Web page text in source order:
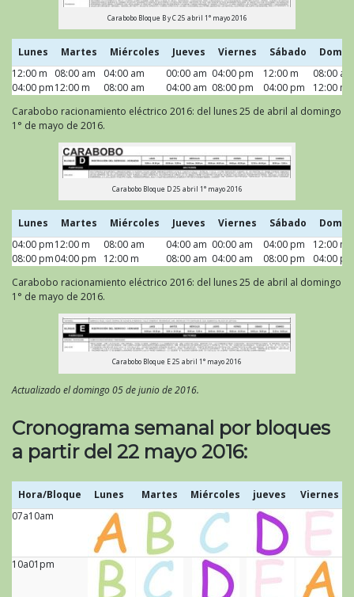
Carabobo Bloque B y C 25 abril 1° mayo 2016
Lunes Martes Miércoles Jueves Viernes Sábado
Lunes
Martes Miércoles Jueves Viernes Sábado
12:00 m
04:00 pm
08:00 am
12:00 m
04:00 am
08:00 am
00:00 am
04:00 am
04:00 pm
08:00 pm
12:00 m
04:00 pm
08:00 am
12:00 m
Carabobo racionamiento eléctrico 2016: del lunes 25 de abril al domingo
1° de mayo de 2016.
Carabobo Bloque D 25 abril 1° mayo 2016
Lunes Martes Miércoles Jueves Viernes Sábado
Lunes
Martes Miércoles Jueves Viernes Sábado
04:00 pm
08:00 pm
12:00 m
04:00 pm
08:00 am
12:00 m
04:00 am
08:00 am
00:00 am
04:00 am
04:00 pm
08:00 pm
12:00 m
04:00 pm
Carabobo racionamiento eléctrico 2016: del lunes 25 de abril al domingo
1° de mayo de 2016.
Carabobo Bloque E 25 abril 1° mayo 2016
Actualizado el domingo 05 de junio de 2016.
Cronograma semanal por bloques
a partir del 22 mayo 2016:
Hora/Bloque Lunes Martes Miércoles jueves Viernes
Hora/Bloque
Lunes Martes Miércoles jueves Viernes
07a10am
10a01pm